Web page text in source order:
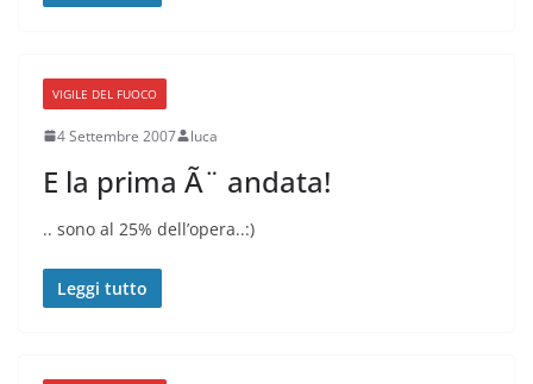
VIGILE DEL FUOCO
4 Settembre 2007 luca
E la prima Ã¨ andata!
.. sono al 25% dell’opera..:)
Leggi tutto